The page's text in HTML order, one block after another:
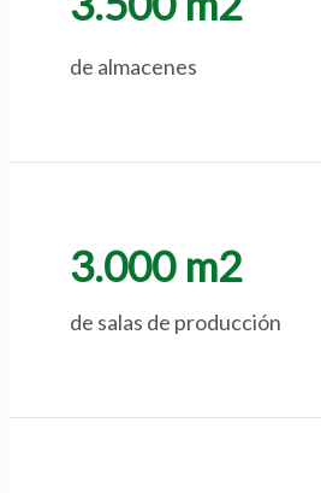
de almacenes
3.000 m2
de salas de producción